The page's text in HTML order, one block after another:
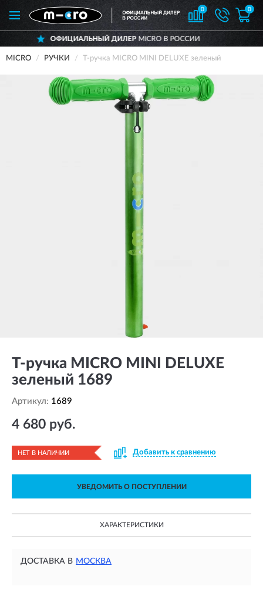
0 0
ОФИЦИАЛЬНЫЙ ДИЛЕРMICRO В РОССИИ
MICRO РУЧКИ Т-ручка MICRO MINI DELUXE зеленый
Т-ручка MICRO MINI DELUXE
зеленый 1689
Артикул: 1689
4 680 руб.
НЕТ В НАЛИЧИИ Добавить к сравнению
УВЕДОМИТЬ О ПОСТУПЛЕНИИ
ХАРАКТЕРИСТИКИ
ДОСТАВКА В МОСКВА